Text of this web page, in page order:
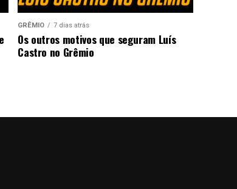
GRÊMIO 7 dias atrás
Os outros motivos que seguram Luís
Castro no Grêmio